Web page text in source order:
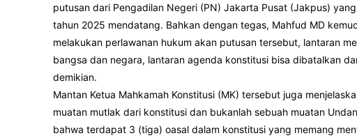
putusan dari Pengadilan Negeri (PN) Jakarta Pusat (Jakpus)
tahun 2025 mendatang. Bahkan dengan tegas, Mahfud MD
melakukan perlawanan hukum akan putusan tersebut, lantaran
bangsa dan negara, lantaran agenda konstitusi bisa dibatalkan
demikian.
Mantan Ketua Mahkamah Konstitusi (MK) tersebut juga
muatan mutlak dari konstitusi dan bukanlah sebuah muatan
bahwa terdapat 3 (tiga) oasal dalam konstitusi yang memang